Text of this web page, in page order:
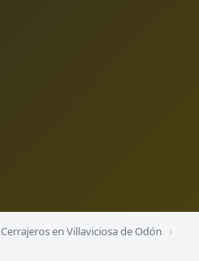
Cerrajeros en Villaviciosa de Odón
›